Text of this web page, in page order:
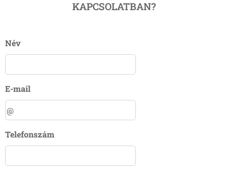
KAPCSOLATBAN?
Név
E-mail
Telefonszám